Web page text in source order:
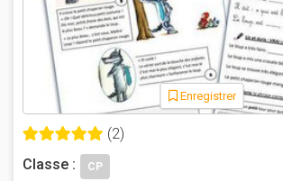
Enregistrer
(2)
Classe :
CP